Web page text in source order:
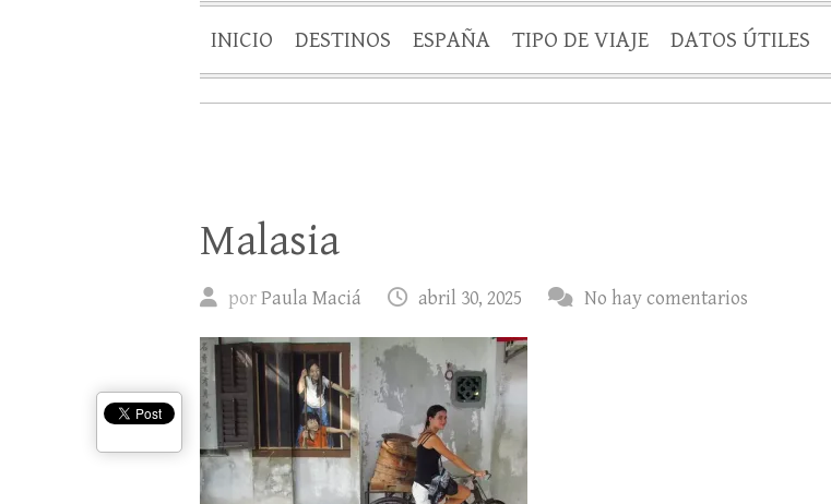
INICIO DESTINOS ESPAÑA TIPO DE VIAJE DATOS ÚTILES
Malasia
porPaula Maciá abril 30, 2025 No hay comentarios